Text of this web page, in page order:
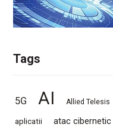
Tags
5G AI Allied Telesis
aplicatii atac cibernetic